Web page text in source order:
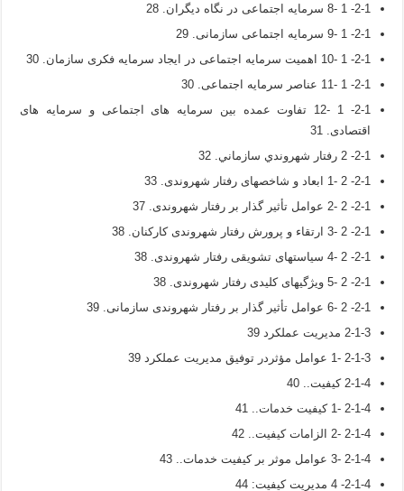
2-1- 1 -8 سرمایه اجتماعی در نگاه دیگران. 28
2-1- 1 -9 سرمايه اجتماعی سازمانی. 29
2-1- 1 -10 اهمیت سرمايه اجتماعی در ايجاد سرمايه فکری سازمان. 30
2-1- 1 -11 عناصر سرمایه اجتماعی. 30
2-1- 1 -12 تفاوت عمده بین سرمایه های اجتماعی و سرمایه های
اقتصادی. 31
2-1- 2 رفتار شهروندي سازماني. 32
2-1- 2 -1 ابعاد و شاخصهای رفتار شهروندی. 33
2-1- 2 -2 عوامل تأثیر گذار بر رفتار شهروندی. 37
2-1- 2 -3 ارتقاء و پرورش رفتار شهروندی کارکنان. 38
2-1- 2 -4 سیاستهای تشویقی رفتار شهروندی. 38
2-1- 2 -5 ویژگی­های کلیدی رفتار شهروندی. 38
2-1- 2 -6 عوامل تأثیر گذار بر رفتار شهروندی سازمانی. 39
2-1-3 مديريت عملكرد 39
2-1-3 -1 عوامل مؤثردر توفيق مديريت عملكرد 39
2-1-4 کیفیت.. 40
2-1-4 -1 كيفيت خدمات.. 41
2-1-4 -2 الزامات کیفیت.. 42
2-1-4 -3 عوامل موثر بر کیفیت خدمات.. 43
2-1-4- 4 مدیریت کیفیت: 44